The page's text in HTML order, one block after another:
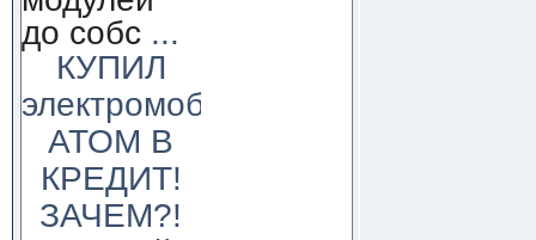
до собс ...
КУПИЛ
электромобиль
АТОМ В
КРЕДИТ!
ЗАЧЕМ?!